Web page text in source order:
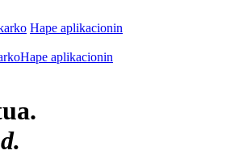
Hape aplikacionin
Hape aplikacionin